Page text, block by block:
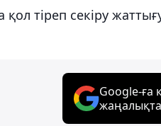
тіреп секіру
Google-ға